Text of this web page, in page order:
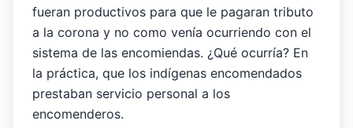
fueran productivos para que le pagaran tributo
a la corona y no como venía ocurriendo con el
sistema de las encomiendas. ¿Qué ocurría? En
la práctica, que los indígenas encomendados
prestaban servicio personal a los
encomenderos.